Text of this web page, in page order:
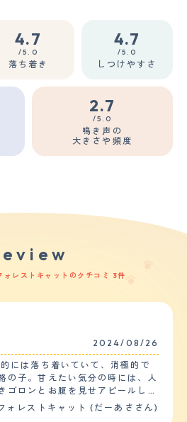
4.7
/5.0
落ち着き
4.7
/5.0
しつけやすさ
2.7
/5.0
鳴き声の
大きさや頻度
ォレストキャットのクチコミ 3件
2024/08/26
には落ち着いていて、消極的で
の子。甘えたい気分の時には、人
ゴロンとお腹を見せアピールして
満足するまで人に体を擦り付けた
がら甘えてくる。構ってもらえな
ォレストキャット (だーあささん)